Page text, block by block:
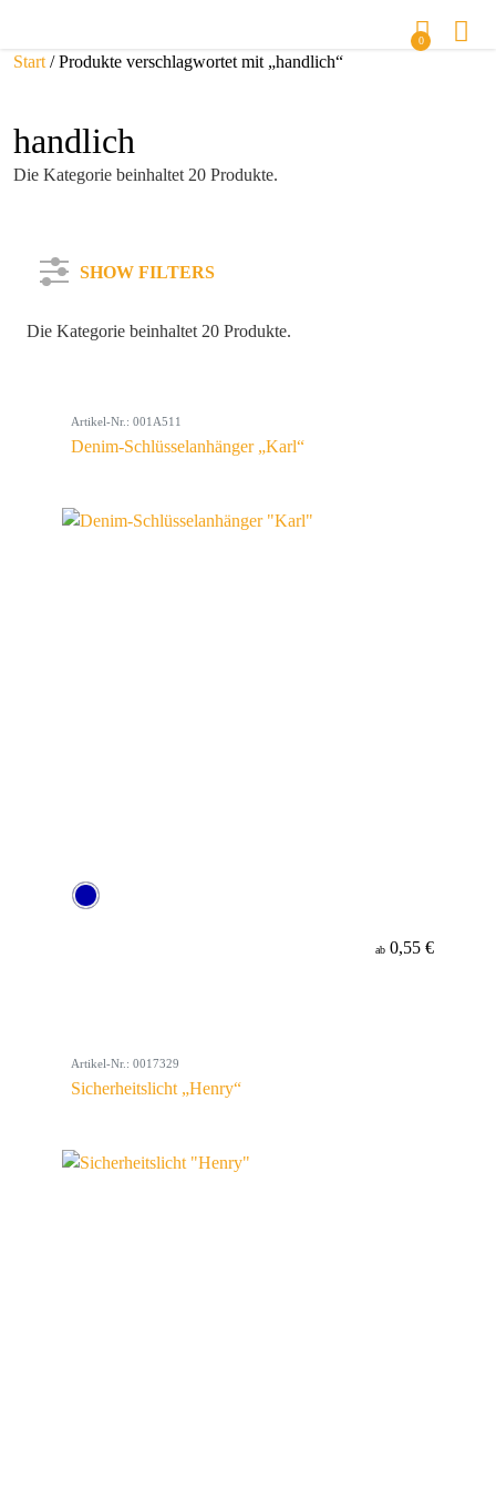
0
Start / Produkte verschlagwortet mit „handlich“
handlich
Die Kategorie beinhaltet 20 Produkte.
SHOW FILTERS
Farbe
Die Kategorie beinhaltet 20 Produkte.
Artikel-Nr.: 001A511
Denim-Schlüsselanhänger „Karl“
ab 0,55 €
Artikel-Nr.: 0017329
Sicherheitslicht „Henry“